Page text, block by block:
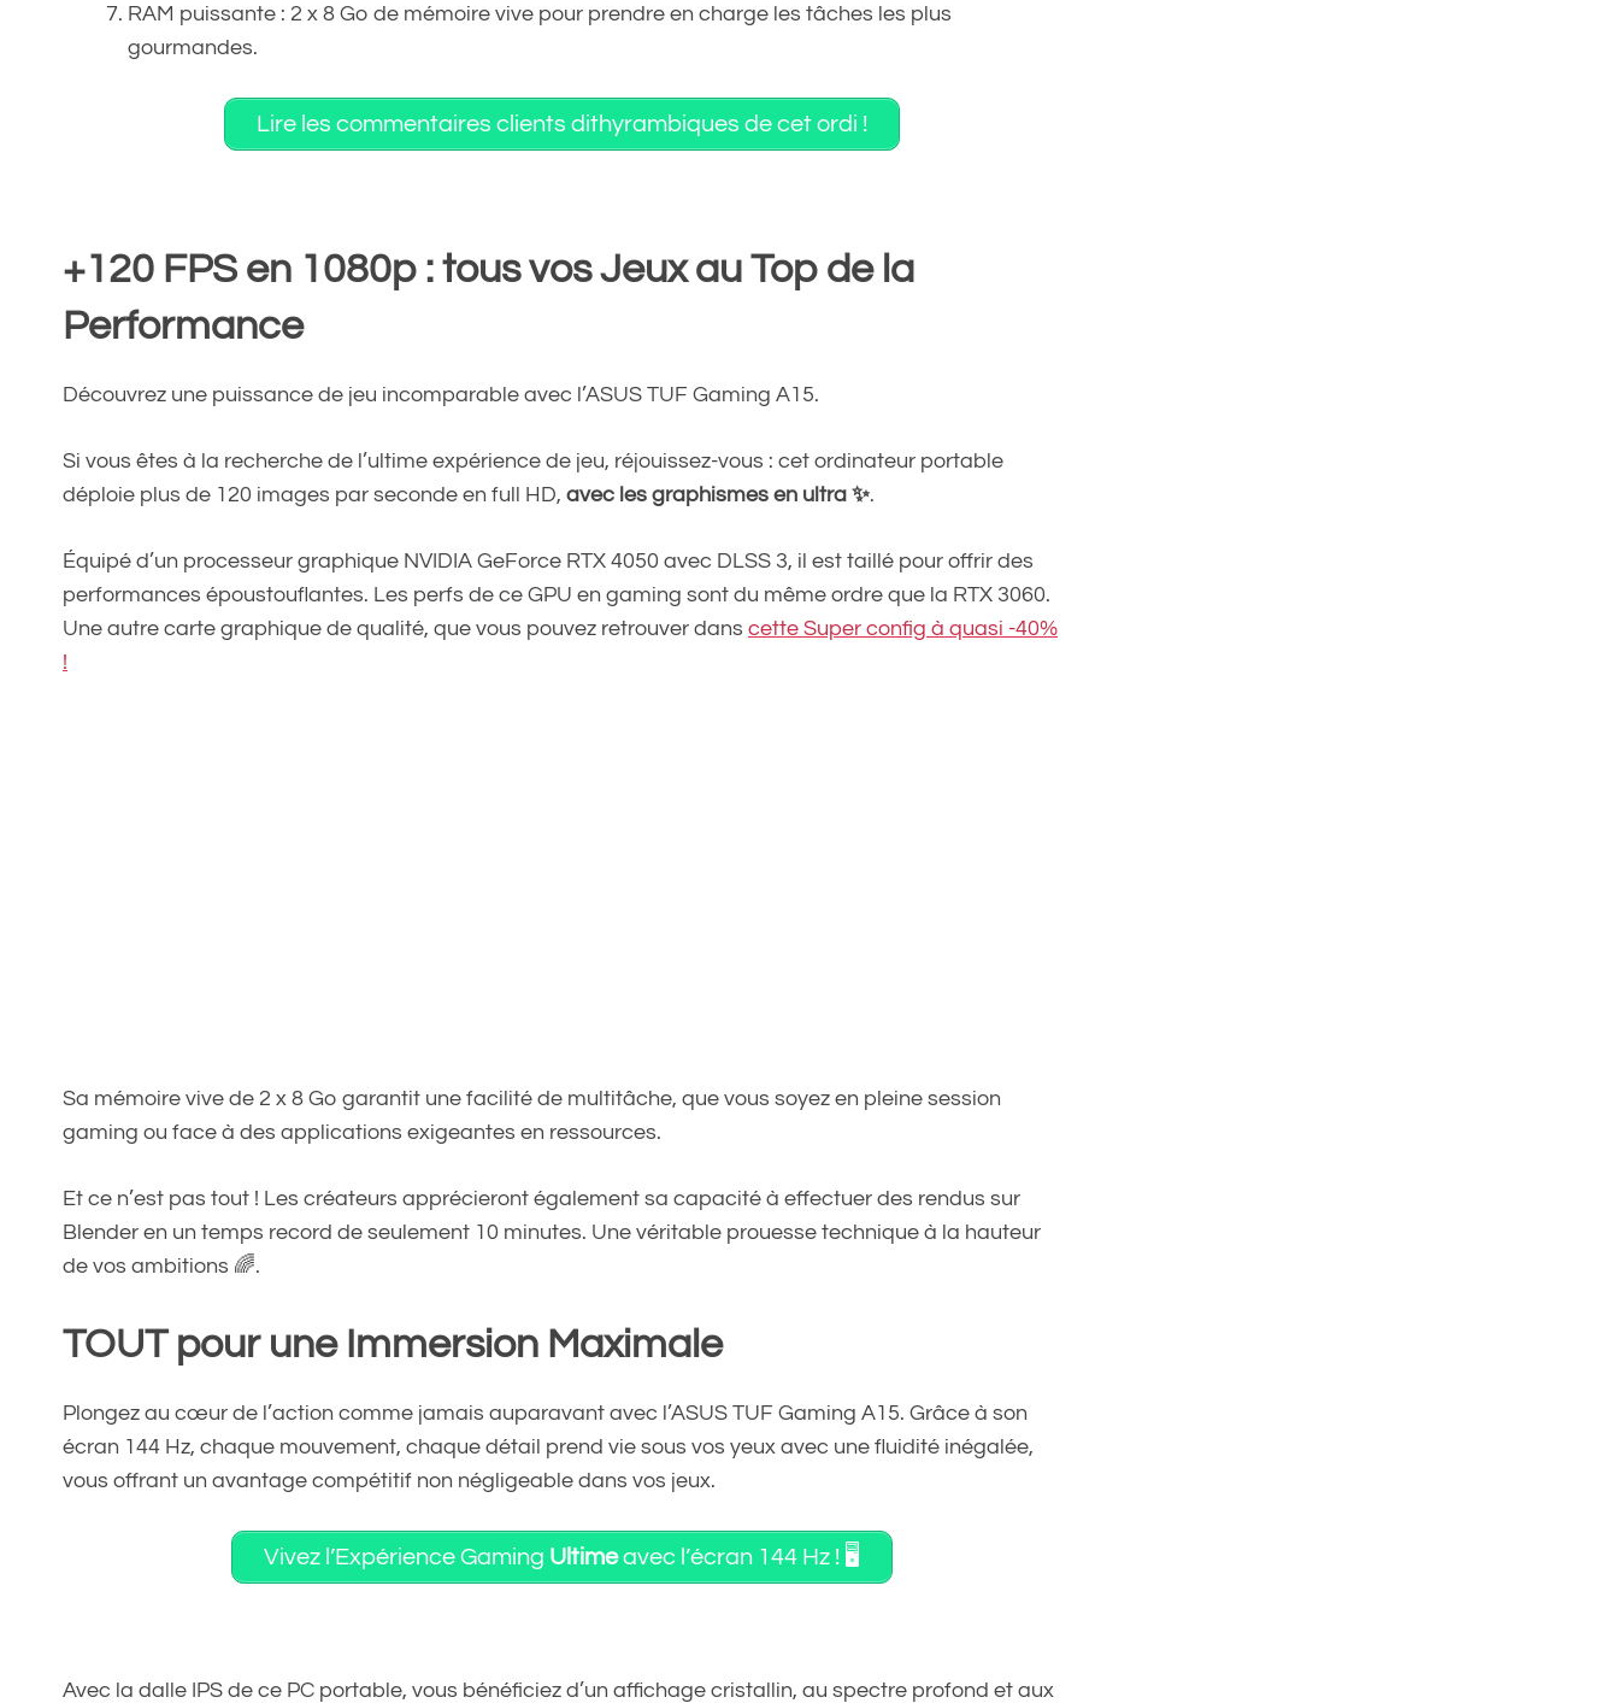
RAM puissante : 2 x 8 Go de mémoire vive pour prendre en charge les tâches les plus
gourmandes.
Lire les commentaires clients dithyrambiques de cet ordi !
+120 FPS en 1080p : tous vos Jeux au Top de la
Performance
Découvrez une puissance de jeu incomparable avec l’ASUS TUF Gaming A15.
Si vous êtes à la recherche de l’ultime expérience de jeu, réjouissez-vous : cet ordinateur portable
déploie plus de 120 images par seconde en full HD, avec les graphismes en ultra ✨.
Équipé d’un processeur graphique NVIDIA GeForce RTX 4050 avec DLSS 3, il est taillé pour offrir des
performances époustouflantes. Les perfs de ce GPU en gaming sont du même ordre que la RTX 3060.
Une autre carte graphique de qualité, que vous pouvez retrouver dans cette Super config à quasi -40%
!
Sa mémoire vive de 2 x 8 Go garantit une facilité de multitâche, que vous soyez en pleine session
gaming ou face à des applications exigeantes en ressources.
Et ce n’est pas tout ! Les créateurs apprécieront également sa capacité à effectuer des rendus sur
Blender en un temps record de seulement 10 minutes. Une véritable prouesse technique à la hauteur
de vos ambitions 🌈.
TOUT pour une Immersion Maximale
Plongez au cœur de l’action comme jamais auparavant avec l’ASUS TUF Gaming A15. Grâce à son
écran 144 Hz, chaque mouvement, chaque détail prend vie sous vos yeux avec une fluidité inégalée,
vous offrant un avantage compétitif non négligeable dans vos jeux.
Vivez l’Expérience Gaming Ultimeavec l’écran 144 Hz ! 🖥️
Avec la dalle IPS de ce PC portable, vous bénéficiez d’un affichage cristallin, au spectre profond et aux